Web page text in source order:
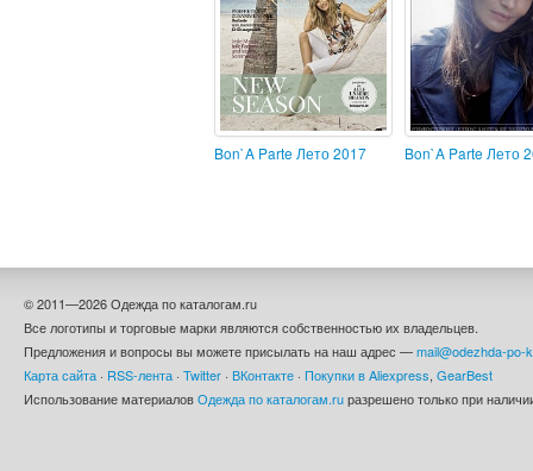
Bon`A Parte Лето 2017 Bon`A Parte Лето
© 2011—2026 Одежда по каталогам.ru
Все логотипы и торговые марки являются собственностью их владельцев.
Предложения и вопросы вы можете присылать на наш адрес —mail@odezhda-po-
Карта сайта · RSS-лента · Twitter · ВКонтакте · Покупки в Aliexpress GearBest
Использование материаловОдежда по каталогам.ruразрешено только при